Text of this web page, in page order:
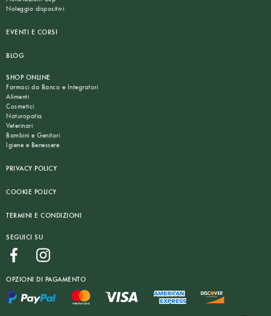
Noleggio dispositivi
EVENTI E CORSI
BLOG
SHOP ONLINE
Farmaci da Banco e Integratori
Alimenti
Cosmetici
Naturopatia
Veterinari
Bambini e Genitori
Igiene e Benessere
PRIVACY POLICY
COOKIE POLICY
TERMINI E CONDIZIONI
SEGUICI SU
OPZIONI DI PAGAMENTO